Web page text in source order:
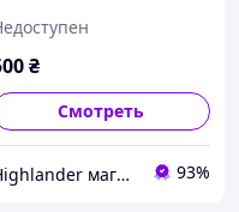
₴
Смотреть
Highlander магазин 93%